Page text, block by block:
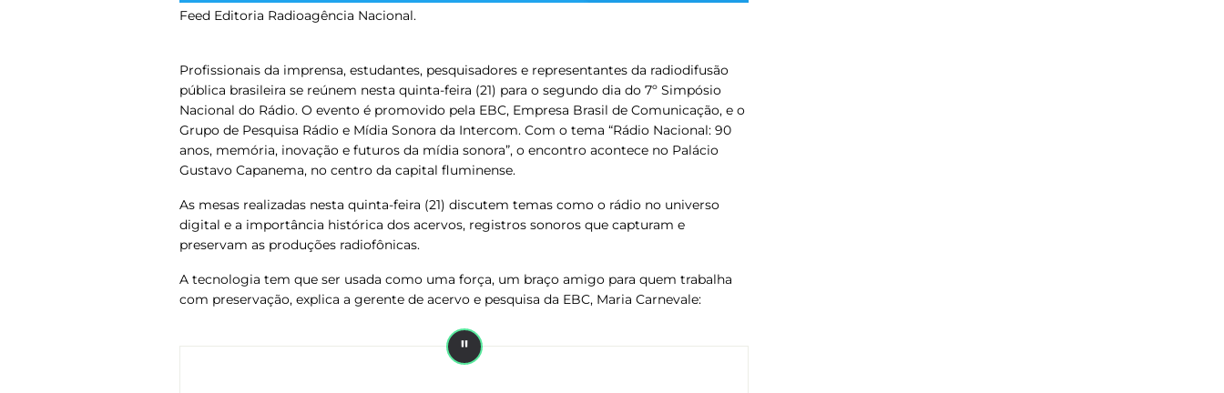
Feed Editoria Radioagência Nacional.
Profissionais da imprensa, estudantes, pesquisadores e representantes da radiodifusão
pública brasileira se reúnem nesta quinta-feira (21) para o segundo dia do 7º Simpósio
Nacional do Rádio. O evento é promovido pela EBC, Empresa Brasil de Comunicação, e o
Grupo de Pesquisa Rádio e Mídia Sonora da Intercom. Com o tema “Rádio Nacional: 90
anos, memória, inovação e futuros da mídia sonora”, o encontro acontece no Palácio
Gustavo Capanema, no centro da capital fluminense.
As mesas realizadas nesta quinta-feira (21) discutem temas como o rádio no universo
digital e a importância histórica dos acervos, registros sonoros que capturam e
preservam as produções radiofônicas.
A tecnologia tem que ser usada como uma força, um braço amigo para quem trabalha
com preservação, explica a gerente de acervo e pesquisa da EBC, Maria Carnevale: